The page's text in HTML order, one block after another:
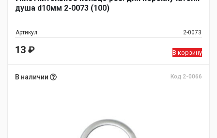
душа d10мм 2-0073 (100)
Артикул 2-0073
13 ₽ В корзину
В наличии Код 2-0066